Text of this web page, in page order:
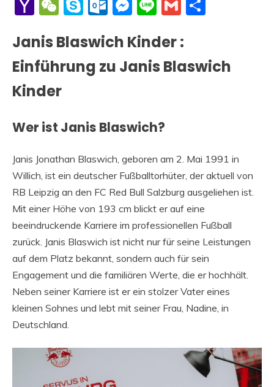
Yahoo
WeChat
SkypeOutlook.com
Messenger
LineGmail
Janis Blaswich Kinder :
Einführung zu Janis Blaswich
Kinder
Wer ist Janis Blaswich?
Janis Jonathan Blaswich, geboren am 2. Mai 1991 in
Willich, ist ein deutscher Fußballtorhüter, der aktuell von
RB Leipzig an den FC Red Bull Salzburg ausgeliehen ist.
Mit einer Höhe von 193 cm blickt er auf eine
beeindruckende Karriere im professionellen Fußball
zurück. Janis Blaswich ist nicht nur für seine Leistungen
auf dem Platz bekannt, sondern auch für sein
Engagement und die familiären Werte, die er hochhält.
Neben seiner Karriere ist er ein stolzer Vater eines
kleinen Sohnes und lebt mit seiner Frau, Nadine, in
Deutschland.